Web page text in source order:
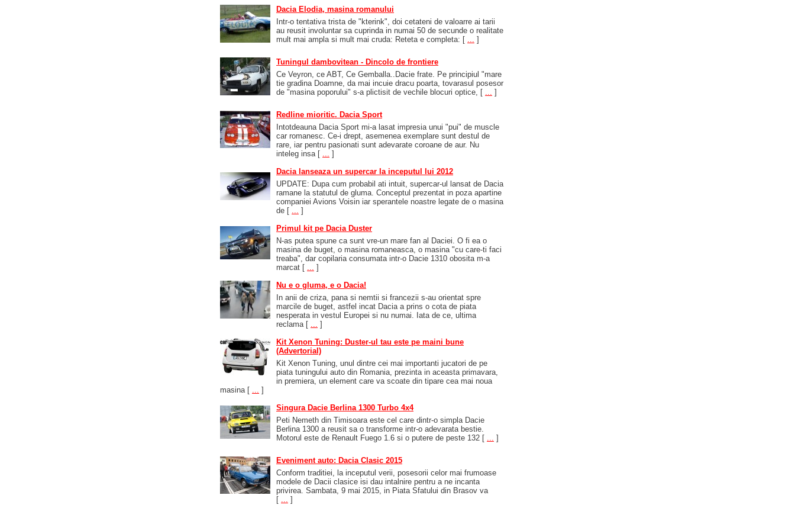
Dacia Elodia, masina romanului
Intr-o tentativa trista de "kterink", doi cetateni de valoarre ai tarii
au reusit involuntar sa cuprinda in numai 50 de secunde o realitate
mult mai ampla si mult mai cruda: Reteta e completa: [ ... ]
Tuningul dambovitean - Dincolo de frontiere
Ce Veyron, ce ABT, Ce Gemballa..Dacie frate. Pe principiul "mare
tie gradina Doamne, da mai incuie dracu poarta, tovarasul posesor
de "masina poporului" s-a plictisit de vechile blocuri optice, [ ... ]
Redline mioritic. Dacia Sport
Intotdeauna Dacia Sport mi-a lasat impresia unui "pui" de muscle
car romanesc. Ce-i drept, asemenea exemplare sunt destul de
rare, iar pentru pasionati sunt adevarate coroane de aur. Nu
inteleg insa[ ... ]
Dacia lanseaza un supercar la inceputul lui 2012
UPDATE: Dupa cum probabil ati intuit, supercar-ul lansat de Dacia
ramane la statutul de gluma. Conceptul prezentat in poza apartine
companiei Avions Voisin iar sperantele noastre legate de o masina
de [ ... ]
Primul kit pe Dacia Duster
N-as putea spune ca sunt vre-un mare fan al Daciei. O fi ea o
masina de buget, o masina romaneasca, o masina "cu care-ti faci
treaba", dar copilaria consumata intr-o Dacie 1310 obosita m-a
marcat [ ... ]
Nu e o gluma, e o Dacia!
In anii de criza, pana si nemtii si francezii s-au orientat spre
marcile de buget, astfel incat Dacia a prins o cota de piata
nesperata in vestul Europei si nu numai. Iata de ce, ultima
reclama[ ... ]
Kit Xenon Tuning: Duster-ul tau este pe maini bune
(Advertorial)
Kit Xenon Tuning, unul dintre cei mai importanti jucatori de pe
piata tuningului auto din Romania, prezinta in aceasta primavara,
in premiera, un element care va scoate din tipare cea mai noua
masina[ ... ]
Singura Dacie Berlina 1300 Turbo 4x4
Peti Nemeth din Timisoara este cel care dintr-o simpla Dacie
Berlina 1300 a reusit sa o transforme intr-o adevarata bestie.
Motorul este de Renault Fuego 1.6 si o putere de peste 132 [ ... ]
Eveniment auto: Dacia Clasic 2015
Conform traditiei, la inceputul verii, posesorii celor mai frumoase
modele de Dacii clasice isi dau intalnire pentru a ne incanta
privirea. Sambata, 9 mai 2015, in Piata Sfatului din Brasov va
[ ... ]